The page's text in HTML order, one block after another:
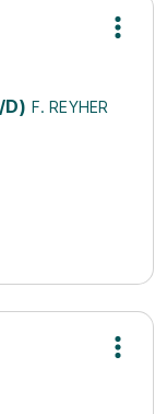
F. REYHER